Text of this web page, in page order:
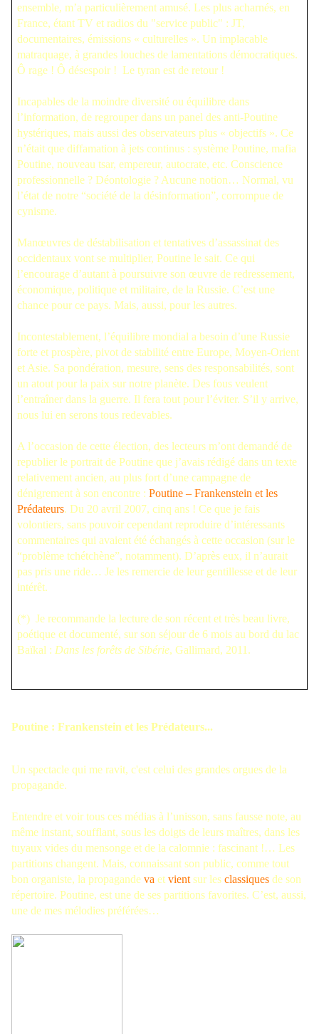
ensemble, m’a particulièrement amusé. Les plus acharnés, en
France, étant TV et radios du "service public" : JT,
documentaires, émissions « culturelles ». Un implacable
matraquage, à grandes louches de lamentations démocratiques.
Ô rage ! Ô désespoir ! Le tyran est de retour !
Incapables de la moindre diversité ou équilibre dans
l’information, de regrouper dans un panel des anti-Poutine
hystériques, mais aussi des observateurs plus « objectifs ». Ce
n’était que diffamation à jets continus : système Poutine, mafia
Poutine, nouveau tsar, empereur, autocrate, etc. Conscience
professionnelle ? Déontologie ? Aucune notion… Normal, vu
l’état de notre “société de la désinformation”, corrompue de
cynisme.
Manœuvres de déstabilisation et tentatives d’assassinat des
occidentaux vont se multiplier, Poutine le sait. Ce qui
l’encourage d’autant à poursuivre son œuvre de redressement,
économique, politique et militaire, de la Russie. C’est une
chance pour ce pays. Mais, aussi, pour les autres.
Incontestablement, l’équilibre mondial a besoin d’une Russie
forte et prospère, pivot de stabilité entre Europe, Moyen-Orient
et Asie. Sa pondération, mesure, sens des responsabilités, sont
un atout pour la paix sur notre planète. Des fous veulent
l’entraîner dans la guerre. Il fera tout pour l’éviter. S’il y arrive,
nous lui en serons tous redevables.
A l’occasion de cette élection, des lecteurs m’ont demandé de
republier le portrait de Poutine que j’avais rédigé dans un texte
relativement ancien, au plus fort d’une campagne de
dénigrement à son encontre :Poutine – Frankenstein et les
Prédateurs. Du 20 avril 2007, cinq ans ! Ce que je fais
volontiers, sans pouvoir cependant reproduire d’intéressants
commentaires qui avaient été échangés à cette occasion (sur le
“problème tchétchène”, notamment). D’après eux, il n’aurait
pas pris une ride… Je les remercie de leur gentillesse et de leur
intérêt.
(*) Je recommande la lecture de son récent et très beau livre,
poétique et documenté, sur son séjour de 6 mois au bord du lac
Baïkal : Dans les forêts de Sibérie, Gallimard, 2011.
Poutine : Frankenstein et les Prédateurs...
Un spectacle qui me ravit, c'est celui des grandes orgues de la
propagande.
Entendre et voir tous ces médias à l’unisson, sans fausse note, au
même instant, soufflant, sous les doigts de leurs maîtres, dans les
tuyaux vides du mensonge et de la calomnie : fascinant !… Les
partitions changent. Mais, connaissant son public, comme tout
bon organiste, la propagande va et vient sur les classiques de son
répertoire. Poutine, est une de ses partitions favorites. C’est, aussi,
une de mes mélodies préférées…